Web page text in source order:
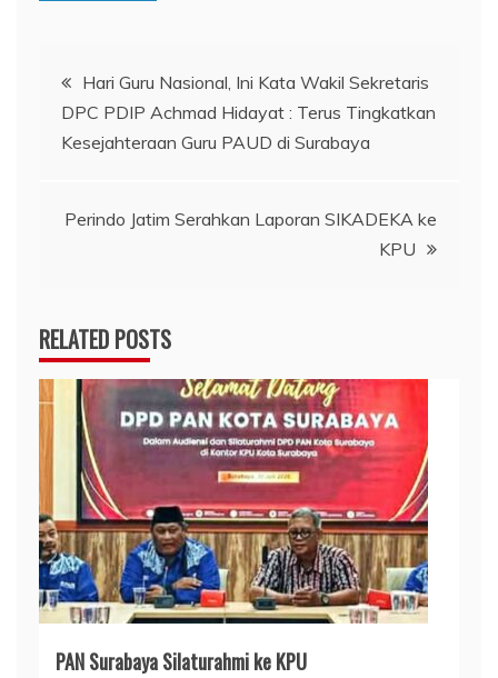
Navigasi
pos
Hari Guru Nasional, Ini Kata Wakil Sekretaris
DPC PDIP Achmad Hidayat : Terus Tingkatkan
Kesejahteraan Guru PAUD di Surabaya
Perindo Jatim Serahkan Laporan SIKADEKA ke
KPU
RELATED POSTS
PAN Surabaya Silaturahmi ke KPU